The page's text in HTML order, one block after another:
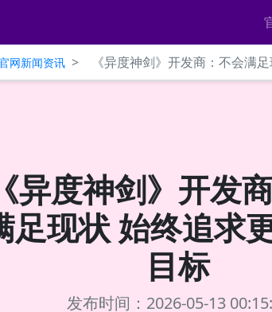
网新闻资讯 > 《异度神剑》开发商：不会满
《异度神剑》开发
足现状 始终追求
目标
发布时间：2026-05-13